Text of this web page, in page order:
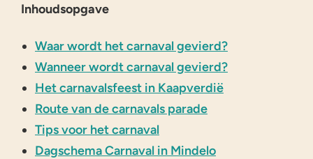
Inhoudsopgave
Waar wordt het carnaval gevierd?
Wanneer wordt carnaval gevierd?
Het carnavalsfeest in Kaapverdië
Route van de carnavals parade
Tips voor het carnaval
Dagschema Carnaval in Mindelo